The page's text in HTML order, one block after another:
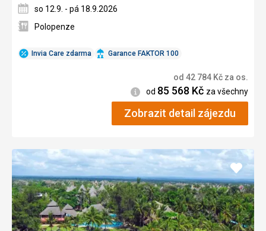
Invia Care zdarma Garance FAKTOR 100
so 12.9. - pá 18.9.2026
Polopenze
od 42 784 Kč za os.
Informace
od 85 568 Kč za všechny
Zobrazit detail zájezdu
Přidat